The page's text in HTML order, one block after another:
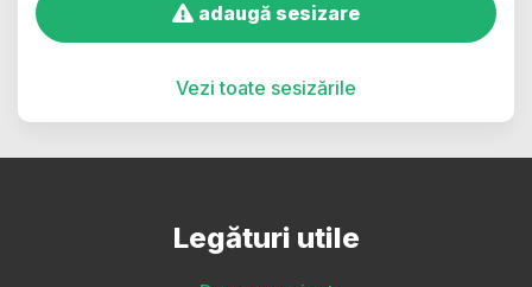
adaugă sesizare
Vezi toate sesizările
Legături utile